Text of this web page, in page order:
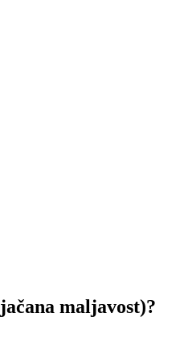
maljavost)?